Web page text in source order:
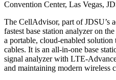
Convention Center, Las Vegas,
The CellAdvisor, part of JDSU’s
fastest base station analyzer on
a portable, cloud-enabled
cables. It is an all-in-one base
signal analyzer with LTE-
and maintaining modern wireless